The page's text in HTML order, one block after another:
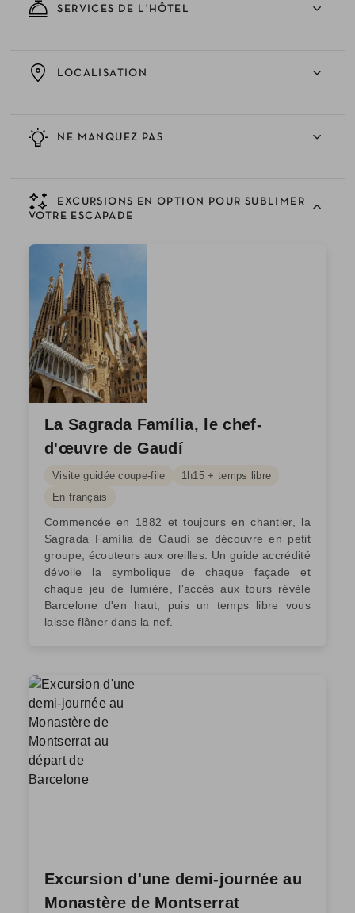
SERVICES DE L'HÔTEL
NE MANQUEZ PAS
LOCALISATION
EXCURSIONS EN OPTION POUR SUBLIMER
VOTRE ESCAPADE
La Sagrada Família, le chef-
d'œuvre de Gaudí
Visite guidée coupe-file
1h15 + temps libre
En français
Commencée en 1882 et toujours en chantier, la
Sagrada Família de Gaudí se découvre en petit
groupe, écouteurs aux oreilles. Un guide accrédité
dévoile la symbolique de chaque façade et
chaque jeu de lumière, l'accès aux tours révèle
Barcelone d'en haut, puis un temps libre vous
laisse flâner dans la nef.
Excursion d'une demi-journée au
Monastère de Montserrat